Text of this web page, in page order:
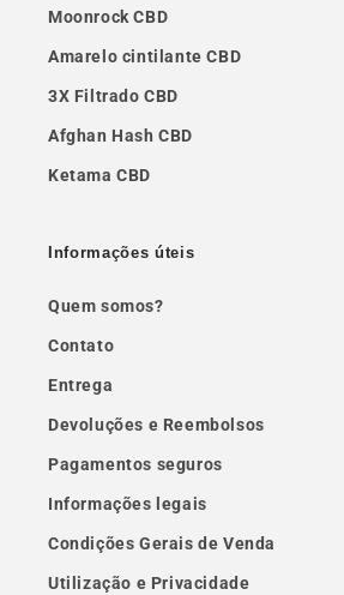
Moonrock CBD
Amarelo cintilante CBD
3X Filtrado CBD
Afghan Hash CBD
Ketama CBD
Informações úteis
Quem somos?
Contato
Entrega
Devoluções e Reembolsos
Pagamentos seguros
Informações legais
Condições Gerais de Venda
Utilização e Privacidade